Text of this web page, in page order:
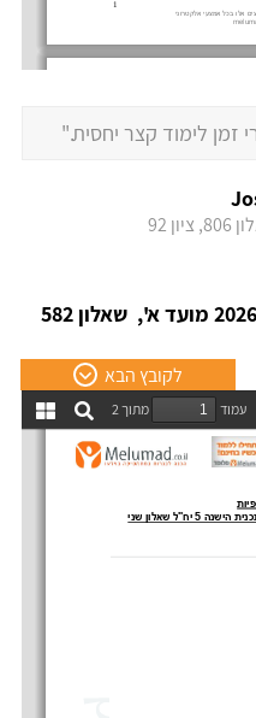
התשובות הסופיות - בגרות קיץ 2026 מועד א', שאלון 582
לקובץ הבא